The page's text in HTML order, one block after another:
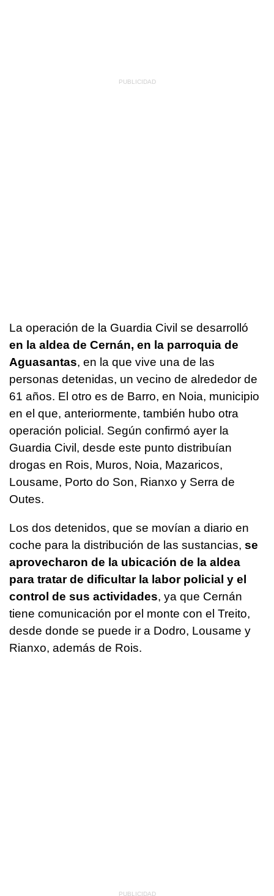
La operación de la Guardia Civil se desarrolló
en la aldea de Cernán, en la parroquia de
Aguasantas, en la que vive una de las
personas detenidas, un vecino de alrededor de
61 años. El otro es de Barro, en Noia, municipio
en el que, anteriormente, también hubo otra
operación policial. Según confirmó ayer la
Guardia Civil, desde este punto distribuían
drogas en Rois, Muros, Noia, Mazaricos,
Lousame, Porto do Son, Rianxo y Serra de
Outes.
Los dos detenidos, que se movían a diario en
coche para la distribución de las sustancias, se
aprovecharon de la ubicación de la aldea
para tratar de dificultar la labor policial y el
control de sus actividades, ya que Cernán
tiene comunicación por el monte con el Treito,
desde donde se puede ir a Dodro, Lousame y
Rianxo, además de Rois.